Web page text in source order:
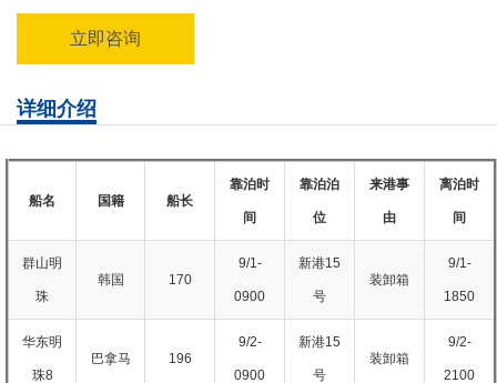
立即咨询
详细介绍
船名 国籍 船长
靠泊时
间
靠泊泊
位
来港事
由
离泊时
间
群山明
珠
韩国 170
9/1-
0900
新港15
号
装卸箱
9/1-
1850
华东明
珠8
巴拿马 196
9/2-
0900
新港15
号
装卸箱
9/2-
2100